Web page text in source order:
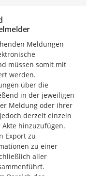
Meldungen
müssen somit mit
werden.
über die
in der jeweiligen
Meldung oder ihrer
derzeit einzeln
hinzuzufügen.
Export zu
zu einer
aller